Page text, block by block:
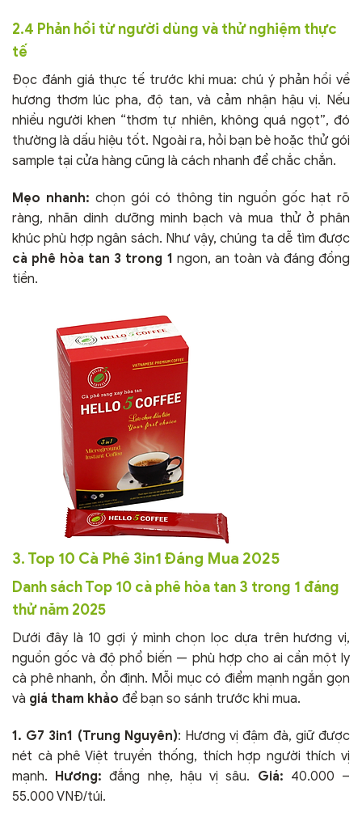
2.4 Phản hồi từ người dùng và thử nghiệm thực
tế
Đọc đánh giá thực tế trước khi mua: chú ý phản hồi về
hương thơm lúc pha, độ tan, và cảm nhận hậu vị. Nếu
nhiều người khen “thơm tự nhiên, không quá ngọt”, đó
thường là dấu hiệu tốt. Ngoài ra, hỏi bạn bè hoặc thử gói
sample tại cửa hàng cũng là cách nhanh để chắc chắn.
Mẹo nhanh: chọn gói có thông tin nguồn gốc hạt rõ
ràng, nhãn dinh dưỡng minh bạch và mua thử ở phân
khúc phù hợp ngân sách. Như vậy, chúng ta dễ tìm được
cà phê hòa tan 3 trong 1 ngon, an toàn và đáng đồng
tiền.
3. Top 10 Cà Phê 3in1 Đáng Mua 2025
Danh sách Top 10 cà phê hòa tan 3 trong 1 đáng
thử năm 2025
Dưới đây là 10 gợi ý mình chọn lọc dựa trên hương vị,
nguồn gốc và độ phổ biến — phù hợp cho ai cần một ly
cà phê nhanh, ổn định. Mỗi mục có điểm mạnh ngắn gọn
và giá tham khảo để bạn so sánh trước khi mua.
1. G7 3in1 (Trung Nguyên): Hương vị đậm đà, giữ được
nét cà phê Việt truyền thống, thích hợp người thích vị
mạnh. Hương: đắng nhẹ, hậu vị sâu. Giá: 40.000 –
55.000 VNĐ/túi.